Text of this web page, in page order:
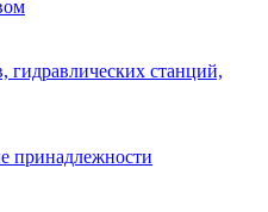
станций,
принадлежности